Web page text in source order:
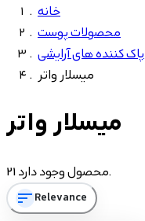
خانه
محصولات پوست
پاک کننده های آرایشی
میسلار واتر
تومان
تومان
میسلار واتر
21 محصول وجود دارد.
sortRelevance